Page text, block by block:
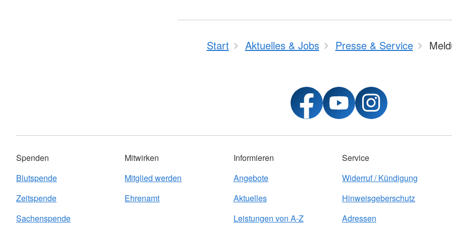
Start Aktuelles & Jobs Presse & Service
Spenden
Blutspende
Zeitspende
Sachenspende
Mitwirken
Mitglied werden
Ehrenamt
Informieren
Angebote
Aktuelles
Leistungen von A-Z
Service
Widerruf / Kündigung
Hinweisgeberschutz
Adressen